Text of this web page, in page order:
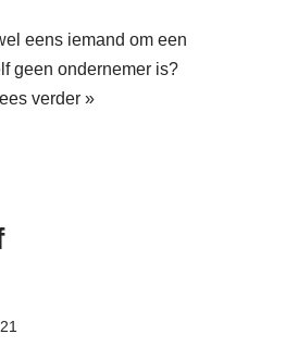
eens iemand om een
geen ondernemer is?
verder »